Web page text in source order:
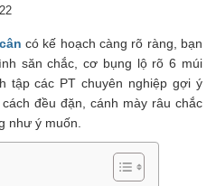
có kế hoạch càng rõ ràng, bạn
săn chắc, cơ bụng lộ rõ 6 múi
tập các PT chuyên nghiệp gợi ý
đều đặn, cánh mày râu chắc
như ý muốn.